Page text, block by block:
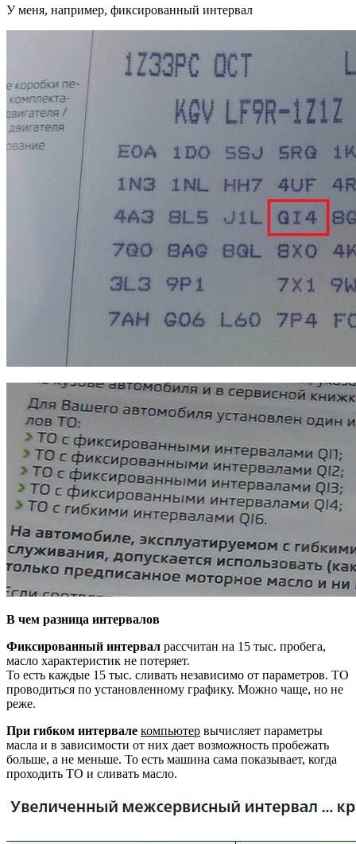
У меня, например, фиксированный интервал
В чем разница интервалов
Фиксированный интервал рассчитан на 15 тыс. пробега,
масло характеристик не потеряет.
То есть каждые 15 тыс. сливать независимо от параметров. ТО
проводиться по установленному графику. Можно чаще, но не
реже.
При гибком интервале компьютер вычисляет параметры
масла и в зависимости от них дает возможность пробежать
больше, а не меньше. То есть машина сама показывает, когда
проходить ТО и сливать масло.